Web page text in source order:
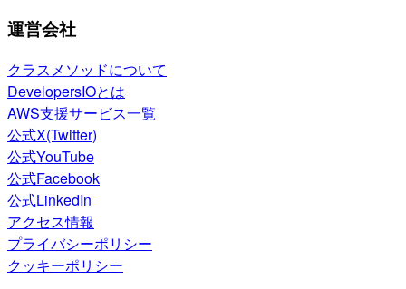
運営会社
クラスメソッドについて
DevelopersIOとは
AWS支援サービス一覧
公式X(Twitter)
公式YouTube
公式Facebook
公式LinkedIn
アクセス情報
プライバシーポリシー
クッキーポリシー